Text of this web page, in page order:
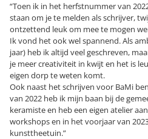
“Toen ik in het herfstnummer van
staan om je te melden als schrijver,
ontzettend leuk om mee te mogen
Ik vond het ook wel spannend. Als
jaar) heb ik altijd veel geschreven,
je meer creativiteit in kwijt en het is
eigen dorp te weten komt.
Ook naast het schrijven voor BaMi
van 2022 heb ik mijn baan bij de
keramiste en heb een eigen atelier
workshops en in het voorjaar van
kunsttheetuin.”